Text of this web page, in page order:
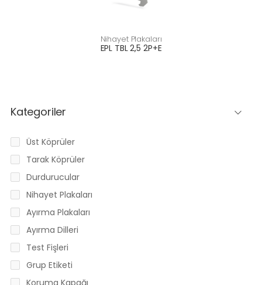
Nihayet Plakaları
EPL TBL 2,5 2P+E
Kategoriler
Üst Köprüler
Tarak Köprüler
Durdurucular
Nihayet Plakaları
Ayırma Plakaları
Ayırma Dilleri
Test Fişleri
Grup Etiketi